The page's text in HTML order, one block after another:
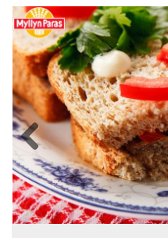
Previous